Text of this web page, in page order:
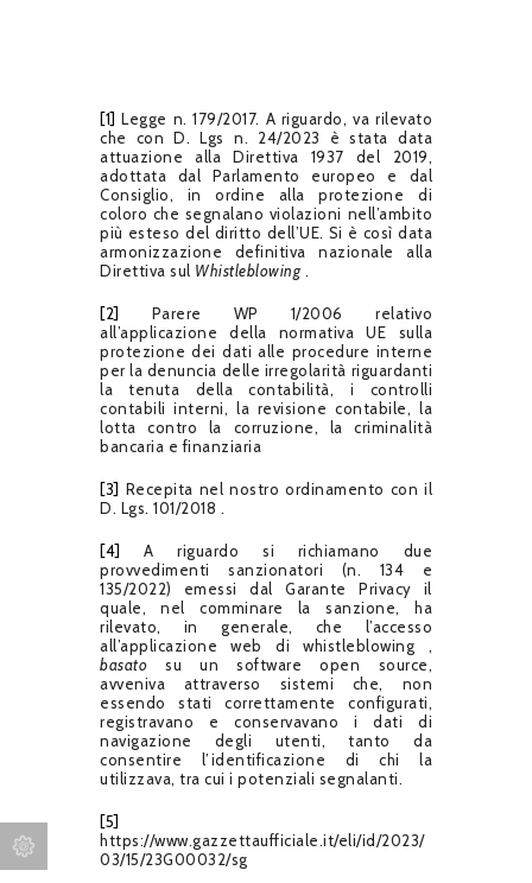
[1] Legge n.179/2017. A riguardo, va rilevato
che con D. Lgs n. 24/2023 è stata data
attuazione alla Direttiva 1937 del 2019,
adottata dal Parlamento europeo e dal
Consiglio, in ordine alla protezione di
coloro che segnalano violazioni nell’ambito
più esteso del diritto dell’UE. Si è così data
armonizzazione definitiva nazionale alla
Direttiva sul Whistleblowing.
[2]
Parere WP 1/2006 relativo
all’applicazione della normativa UE sulla
protezione dei dati alle procedure interne
per la denuncia delle irregolarità riguardanti
la tenuta della contabilità, i controlli
contabili interni, la revisione contabile, la
lotta contro la corruzione, la criminalità
bancaria e finanziaria
[3] Recepita nel nostro ordinamento con il
D. Lgs. 101/2018 .
[4]
A riguardo si richiamano due
provvedimenti sanzionatori (n. 134 e
135/2022) emessi dal Garante Privacy il
quale, nel comminare la sanzione, ha
rilevato, in generale, che l’accesso
all’applicazione web di whistleblowing ,
basato su un software open source,
avveniva attraverso sistemi che, non
essendo stati correttamente configurati,
registravano e conservavano i dati di
navigazione degli utenti, tanto da
consentire l’identificazione di chi la
utilizzava, tra cui i potenziali segnalanti.
[5]
https://www.gazzettaufficiale.it/eli/id/2023/
03/15/23G00032/sg